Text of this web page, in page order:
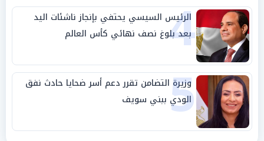
4
الرئيس السيسي يحتفي بإنجاز ناشئات اليد
بعد بلوغ نصف نهائي كأس العالم
5
وزيرة التضامن تقرر دعم أسر ضحايا حادث نفق
الودي ببني سويف